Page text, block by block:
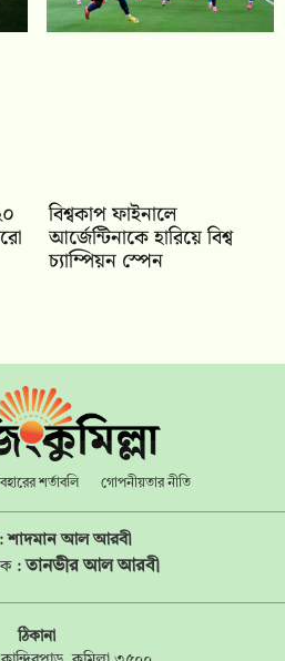
বিশ্বকাপ ফাইনালে
আর্জেন্টিনাকে হারিয়ে বিশ্ব
চ্যাম্পিয়ন স্পেন
শর্তাবলি গোপনীয়তার নীতি
:শাদমান আল আরবী
: তানভীর আল আরবী
ঠিকানা